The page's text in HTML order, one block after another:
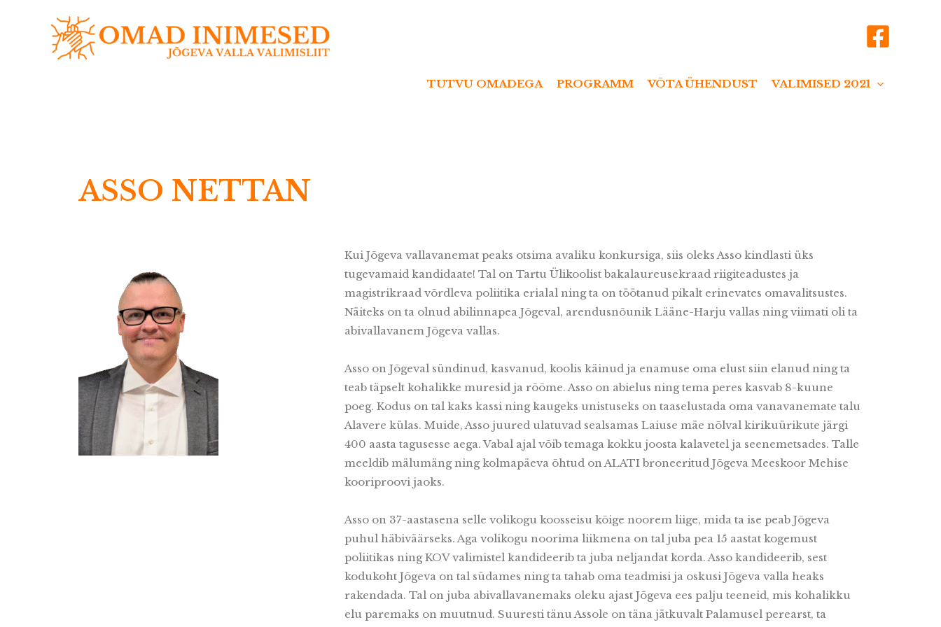
TUTVU OMADEGA PROGRAMM VÕTA ÜHENDUST VALIMISED 2021
ASSO NETTAN
Kui Jõgeva vallavanemat peaks otsima avaliku konkursiga, siis oleks Asso kindlasti üks
tugevamaid kandidaate! Tal on Tartu Ülikoolist bakalaureusekraad riigiteadustes ja
magistrikraad võrdleva poliitika erialal ning ta on töötanud pikalt erinevates omavalitsustes.
Näiteks on ta olnud abilinnapea Jõgeval, arendusnõunik Lääne-Harju vallas ning viimati oli ta
abivallavanem Jõgeva vallas.
Asso on Jõgeval sündinud, kasvanud, koolis käinud ja enamuse oma elust siin elanud ning ta
teab täpselt kohalikke muresid ja rõõme. Asso on abielus ning tema peres kasvab 8-kuune
poeg. Kodus on tal kaks kassi ning kaugeks unistuseks on taaselustada oma vanavanemate talu
Alavere külas. Muide, Asso juured ulatuvad sealsamas Laiuse mäe nõlval kirikuürikute järgi
400 aasta tagusesse aega. Vabal ajal võib temaga kokku joosta kalavetel ja seenemetsades. Talle
meeldib mälumäng ning kolmapäeva õhtud on ALATI broneeritud Jõgeva Meeskoor Mehise
kooriproovi jaoks.
Asso on 37-aastasena selle volikogu koosseisu kõige noorem liige, mida ta ise peab Jõgeva
puhul häbiväärseks. Aga volikogu noorima liikmena on tal juba pea 15 aastat kogemust
poliitikas ning KOV valimistel kandideerib ta juba neljandat korda. Asso kandideerib, sest
kodukoht Jõgeva on tal südames ning ta tahab oma teadmisi ja oskusi Jõgeva valla heaks
rakendada. Tal on juba abivallavanemaks oleku ajast Jõgeva ees palju teeneid, mis kohalikku
elu paremaks on muutnud. Suuresti tänu Assole on täna jätkuvalt Palamusel perearst, ta